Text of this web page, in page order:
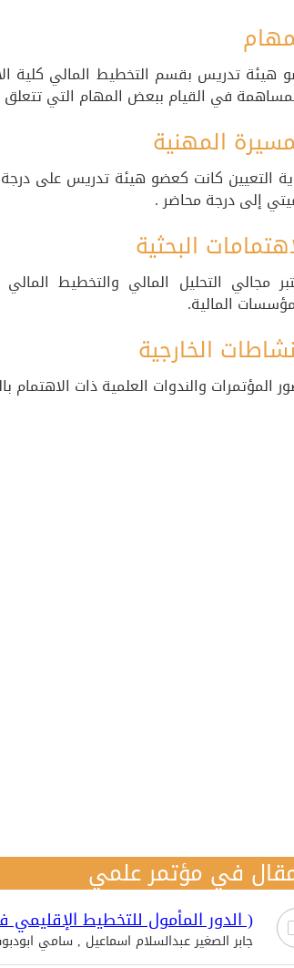
هيئة تدريس بقسم التخطيط المالي كلية
في القيام ببعض المهام التي تتعلق
المهنية
التعيين كانت كعضو هيئة تدريس على
إلى درجة محاضر .
البحثية
مجالي التحليل المالي والتخطيط
المالية.
الخارجية
المؤتمرات والندوات العلمية ذات الاهتمام
في مؤتمر علمي
( الدور المأمول للتخطيط
جابر الصغير عبدالسلام اسماعيل , سامي ابودبوس